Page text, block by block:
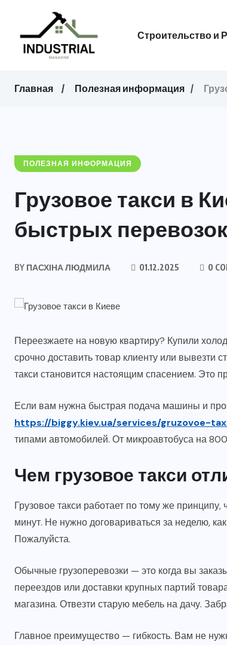
Строительство и
Главная Полезная информация
ПОЛЕЗНАЯ ИНФОРМАЦИЯ
Грузовое такси в
быстрых перевозок
BY ПАСХІНА ЛЮДМИЛА 01.12.2025 0
Переезжаете на новую квартиру? Купили
срочно доставить товар клиенту или вывезти
такси становится настоящим спасением. Это
Если вам нужна быстрая подача машины и
https://biggy.kiev.ua/services/gruzovoe-
типами автомобилей. От микроавтобуса на
Чем грузовое такси
Грузовое такси работает по тому же
минут. Не нужно договариваться за неделю,
Пожалуйста.
Обычные грузоперевозки — это когда вы
переездов или доставки крупных партий
магазина. Отвезти старую мебель на дачу.
Главное преимущество — гибкость. Вам не